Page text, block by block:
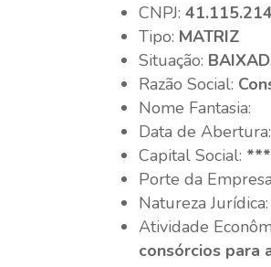
CNPJ:
Tipo: MATRIZ
Situação:
Razão Social:
Nome Fantasia:
Data de Abertura:
Capital Social: ***
Porte da
Natureza Jurídica:
Atividade
consórcios para